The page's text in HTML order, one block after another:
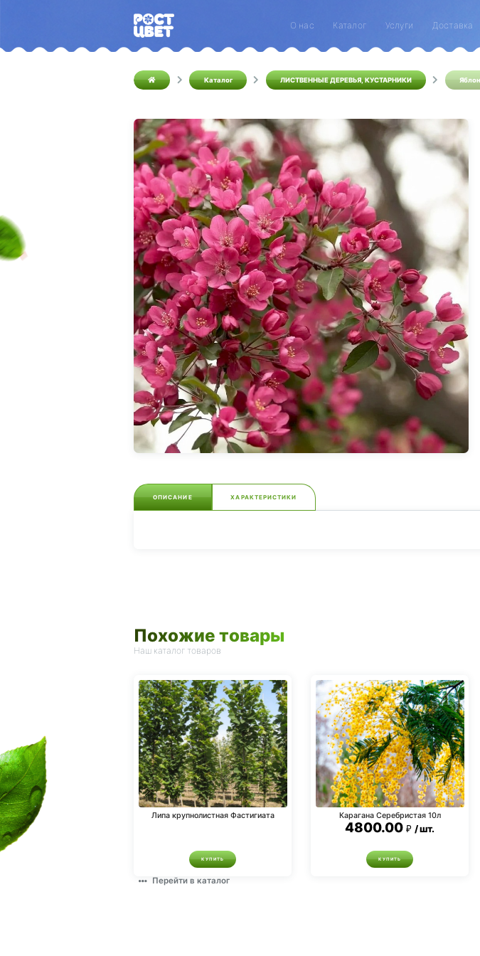
О нас Каталог Услуги Доставка
Каталог ЛИСТВЕННЫЕ ДЕРЕВЬЯ, КУСТАРНИКИ
ОПИСАНИЕ ХАРАКТЕРИСТИКИ
Похожие товары
Наш каталог товаров
Липа крупнолистная Фастигиата
КУПИТЬ
Карагана Серебристая 10л
4800.00 шт.
КУПИТЬ
Перейти в каталог